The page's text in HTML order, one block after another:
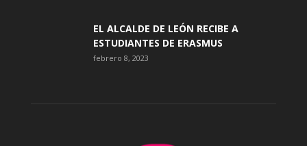
EL ALCALDE DE LEÓN RECIBE A
ESTUDIANTES DE ERASMUS
febrero 8, 2023